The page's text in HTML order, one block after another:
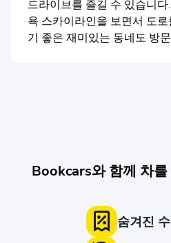
드라이브를 즐길 수 있습니
욕 스카이라인을 보면서 도
기 좋은 재미있는 동네도 방
Bookcars와 함께 차
숨겨진